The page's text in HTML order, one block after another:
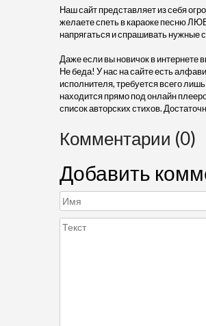
Наш сайт представляет из себя
желаете спеть в караоке песню
напрягаться и спрашивать
Даже если вы новичок в интернете
Не беда! У нас на сайте есть
исполнителя, требуется всего
находится прямо под онлайн
список авторских стихов.
Комментарии (0)
Добавить